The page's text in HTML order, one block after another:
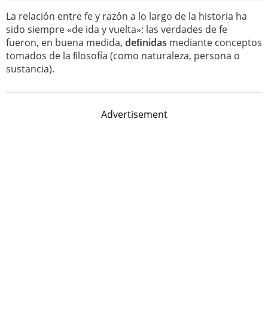
La relación entre fe y razón a lo largo de la historia ha
sido siempre «de ida y vuelta»: las verdades de fe
fueron, en buena medida, deﬁnidas mediante conceptos
tomados de la ﬁlosofía (como naturaleza, persona o
sustancia).
Advertisement